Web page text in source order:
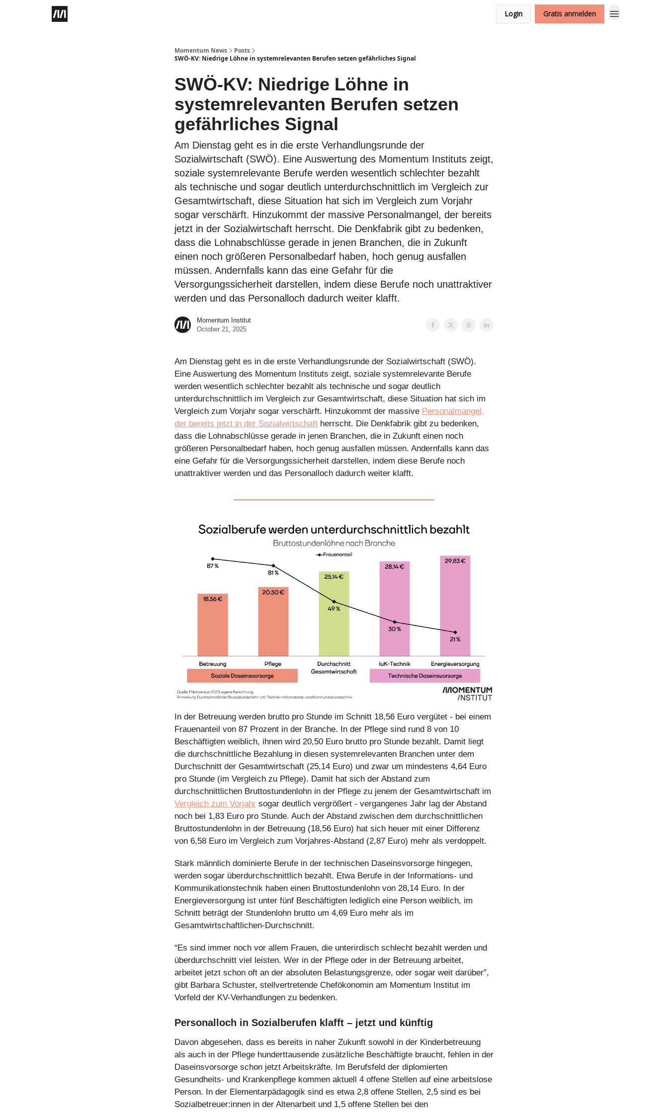
Login Gratis anmelden
Momentum News
Posts
SWÖ-KV: Niedrige Löhne in systemrelevanten Berufen setzen gefährliches Signal
SWÖ-KV: Niedrige Löhne in
systemrelevanten Berufen setzen
gefährliches Signal
Am Dienstag geht es in die erste Verhandlungsrunde der
Sozialwirtschaft (SWÖ). Eine Auswertung des Momentum Instituts zeigt,
soziale systemrelevante Berufe werden wesentlich schlechter bezahlt
als technische und sogar deutlich unterdurchschnittlich im Vergleich zur
Gesamtwirtschaft, diese Situation hat sich im Vergleich zum Vorjahr
sogar verschärft. Hinzukommt der massive Personalmangel, der bereits
jetzt in der Sozialwirtschaft herrscht. Die Denkfabrik gibt zu bedenken,
dass die Lohnabschlüsse gerade in jenen Branchen, die in Zukunft
einen noch größeren Personalbedarf haben, hoch genug ausfallen
müssen. Andernfalls kann das eine Gefahr für die
Versorgungssicherheit darstellen, indem diese Berufe noch unattraktiver
werden und das Personalloch dadurch weiter klafft.
Momentum Institut
October 21, 2025
Am Dienstag geht es in die erste Verhandlungsrunde der Sozialwirtschaft (SWÖ).
Eine Auswertung des Momentum Instituts zeigt, soziale systemrelevante Berufe
werden wesentlich schlechter bezahlt als technische und sogar deutlich
unterdurchschnittlich im Vergleich zur Gesamtwirtschaft, diese Situation hat sich im
Vergleich zum Vorjahr sogar verschärft. Hinzukommt der massive Personalmangel,
der bereits jetzt in der Sozialwirtschaft herrscht. Die Denkfabrik gibt zu bedenken,
dass die Lohnabschlüsse gerade in jenen Branchen, die in Zukunft einen noch
größeren Personalbedarf haben, hoch genug ausfallen müssen. Andernfalls kann das
eine Gefahr für die Versorgungssicherheit darstellen, indem diese Berufe noch
unattraktiver werden und das Personalloch dadurch weiter klafft.
In der Betreuung werden brutto pro Stunde im Schnitt 18,56 Euro vergütet - bei einem
Frauenanteil von 87 Prozent in der Branche. In der Pflege sind rund 8 von 10
Beschäftigten weiblich, ihnen wird 20,50 Euro brutto pro Stunde bezahlt. Damit liegt
die durchschnittliche Bezahlung in diesen systemrelevanten Branchen unter dem
Durchschnitt der Gesamtwirtschaft (25,14 Euro) und zwar um mindestens 4,64 Euro
pro Stunde (im Vergleich zu Pflege). Damit hat sich der Abstand zum
durchschnittlichen Bruttostundenlohn in der Pflege zu jenem der Gesamtwirtschaft im
Vergleich zum Vorjahr sogar deutlich vergrößert - vergangenes Jahr lag der Abstand
noch bei 1,83 Euro pro Stunde. Auch der Abstand zwischen dem durchschnittlichen
Bruttostundenlohn in der Betreuung (18,56 Euro) hat sich heuer mit einer Differenz
von 6,58 Euro im Vergleich zum Vorjahres-Abstand (2,87 Euro) mehr als verdoppelt.
Stark männlich dominierte Berufe in der technischen Daseinsvorsorge hingegen,
werden sogar überdurchschnittlich bezahlt. Etwa Berufe in der Informations- und
Kommunikationstechnik haben einen Bruttostundenlohn von 28,14 Euro. In der
Energieversorgung ist unter fünf Beschäftigten lediglich eine Person weiblich, im
Schnitt beträgt der Stundenlohn brutto um 4,69 Euro mehr als im
Gesamtwirtschaftlichen-Durchschnitt.
“Es sind immer noch vor allem Frauen, die unterirdisch schlecht bezahlt werden und
überdurchschnitt viel leisten. Wer in der Pflege oder in der Betreuung arbeitet,
arbeitet jetzt schon oft an der absoluten Belastungsgrenze, oder sogar weit darüber”,
gibt Barbara Schuster, stellvertretende Chefökonomin am Momentum Institut im
Vorfeld der KV-Verhandlungen zu bedenken.
Personalloch in Sozialberufen klafft – jetzt und künftig
Davon abgesehen, dass es bereits in naher Zukunft sowohl in der Kinderbetreuung
als auch in der Pflege hunderttausende zusätzliche Beschäftigte braucht, fehlen in der
Daseinsvorsorge schon jetzt Arbeitskräfte. Im Berufsfeld der diplomierten
Gesundheits- und Krankenpflege kommen aktuell 4 offene Stellen auf eine arbeitslose
Person. In der Elementarpädagogik sind es etwa 2,8 offene Stellen, 2,5 sind es bei
Sozialbetreuer:innen in der Altenarbeit und 1,5 offene Stellen bei den